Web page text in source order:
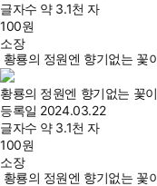
글자수 약 3.1천 자
100원
소장
황룡의 정원엔 향기없는 꽃
황룡의 정원엔 향기없는 꽃
등록일 2024.03.22
글자수 약 3.1천 자
100원
소장
황룡의 정원엔 향기없는 꽃